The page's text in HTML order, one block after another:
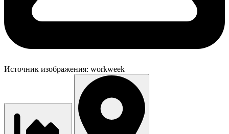
Источник изображения: workweek